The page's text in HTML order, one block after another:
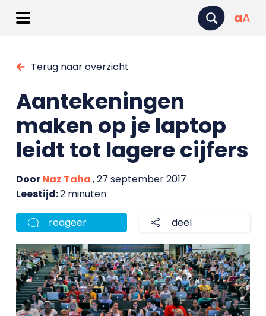
aA
Terug naar overzicht
Aantekeningen
maken op je laptop
leidt tot lagere cijfers
DoorNaz Taha, 27 september 2017
Leestijd:2 minuten
reageer deel